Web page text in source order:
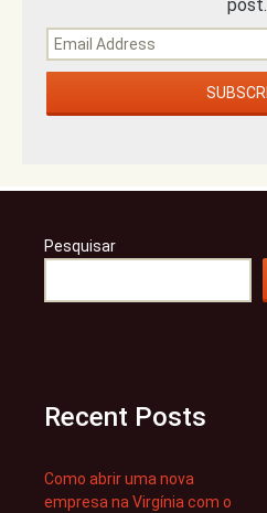
post.
Pesquisar
Recent Posts
Como abrir uma nova
empresa na Virgínia com o